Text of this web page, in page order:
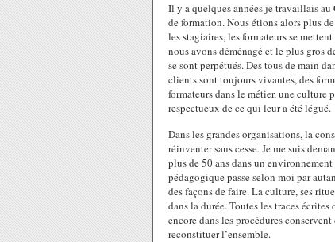
Il y a quelques années je travaillais
de formation. Nous étions alors plus
les stagiaires, les formateurs se
nous avons déménagé et le plus gros
se sont perpétués. Des tous de main
clients sont toujours vivantes, des
formateurs dans le métier, une culture
respectueux de ce qui leur a été légué.
Dans les grandes organisations, la
réinventer sans cesse. Je me suis
plus de 50 ans dans un
pédagogique passe selon moi par
des façons de faire. La culture, ses
dans la durée. Toutes les traces
encore dans les procédures
reconstituer l’ensemble.